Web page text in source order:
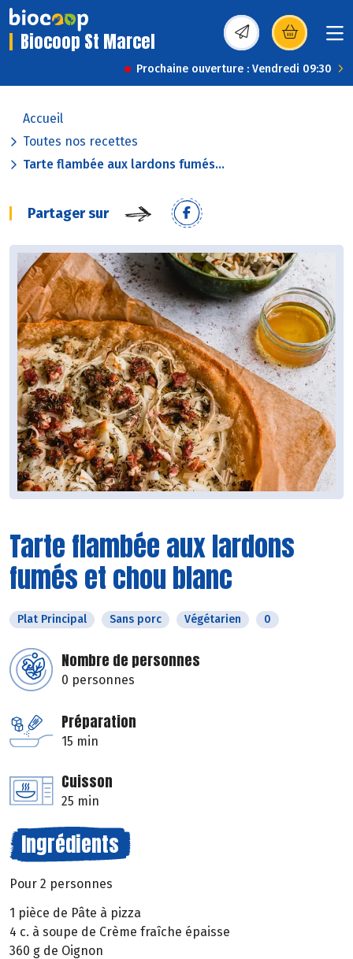
Biocoop St Marcel (s’ouvre dans une
Prochaine ouverture : Vendredi 09:30
Accueil
Toutes nos recettes
Tarte flambée aux lardons fumés...
Partager sur
Tarte flambée aux lardons
fumés et chou blanc
Plat Principal Sans porc Végétarien 0
Nombre de personnes
0 personnes
Préparation
15 min
Cuisson
25 min
Ingrédients
Pour 2 personnes
1 pièce de Pâte à pizza
4 c. à soupe de Crème fraîche épaisse
360 g de Oignon